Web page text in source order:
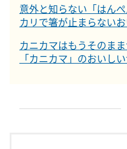
意外と知らない「はん
カリで箸が止まらないお
カニカマはもうそのま
「カニカマ」のおいし